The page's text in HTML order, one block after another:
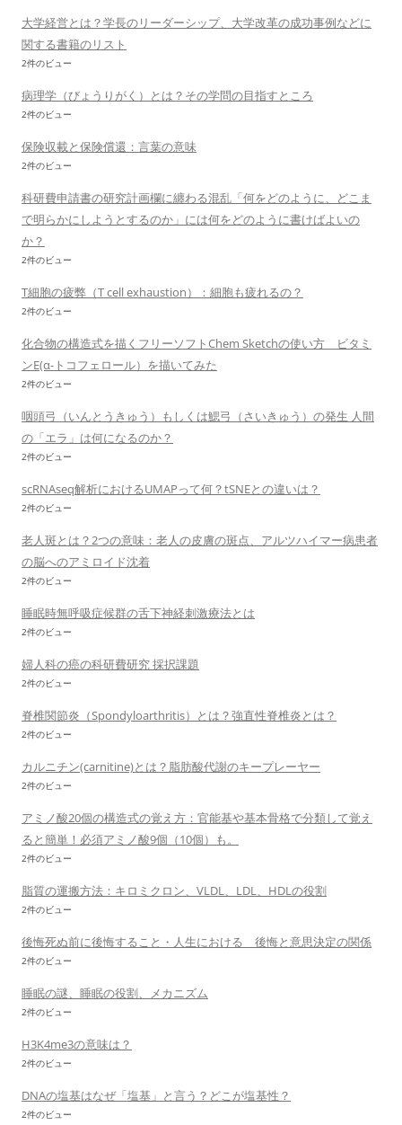
大学経営とは？学長のリーダーシップ、大学改革の成功事例などに
関する書籍のリスト
2件のビュー
病理学（びょうりがく）とは？その学問の目指すところ
2件のビュー
保険収載と保険償還：言葉の意味
2件のビュー
科研費申請書の研究計画欄に纏わる混乱「何をどのように、どこま
で明らかにしようとするのか」には何をどのように書けばよいの
か？
2件のビュー
T細胞の疲弊（T cell exhaustion）：細胞も疲れるの？
2件のビュー
化合物の構造式を描くフリーソフトChem Sketchの使い方 ビタミ
ンE(α-トコフェロール）を描いてみた
2件のビュー
咽頭弓（いんとうきゅう）もしくは鰓弓（さいきゅう）の発生 人間
の「エラ」は何になるのか？
2件のビュー
scRNAseq解析におけるUMAPって何？tSNEとの違いは？
2件のビュー
老人斑とは？2つの意味：老人の皮膚の斑点、アルツハイマー病患者
の脳へのアミロイド沈着
2件のビュー
睡眠時無呼吸症候群の舌下神経刺激療法とは
2件のビュー
婦人科の癌の科研費研究 採択課題
2件のビュー
脊椎関節炎（Spondyloarthritis）とは？強直性脊椎炎とは？
2件のビュー
カルニチン(carnitine)とは？脂肪酸代謝のキープレーヤー
2件のビュー
アミノ酸20個の構造式の覚え方：官能基や基本骨格で分類して覚え
ると簡単！必須アミノ酸9個（10個）も。
2件のビュー
脂質の運搬方法：キロミクロン、VLDL、LDL、HDLの役割
2件のビュー
後悔死ぬ前に後悔すること・人生における 後悔と意思決定の関係
2件のビュー
睡眠の謎、睡眠の役割、メカニズム
2件のビュー
H3K4me3の意味は？
2件のビュー
DNAの塩基はなぜ「塩基」と言う？どこが塩基性？
2件のビュー